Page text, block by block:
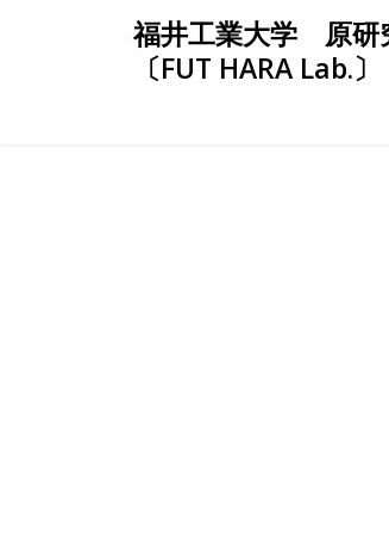
福井工業大学 原研
〔FUT HARA Lab.〕